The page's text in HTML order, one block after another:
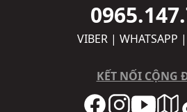
VIBER | WHATSAPP
KẾT NỐI CỘNG